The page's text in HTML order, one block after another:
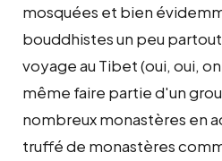
mosquées et bien
bouddhistes un peu
voyage au Tibet (oui, oui,
même faire partie d'un
nombreux monastères en
truffé de monastères